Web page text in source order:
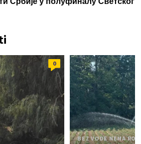
0
BEZ VODE NEMA